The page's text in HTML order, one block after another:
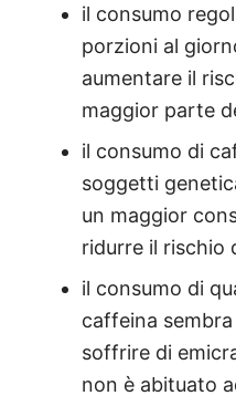
il consumo
porzioni al
aumentare il
maggior parte
il consumo di
soggetti
un maggior
ridurre il rischio
il consumo di
caffeina
soffrire di
non è abituato